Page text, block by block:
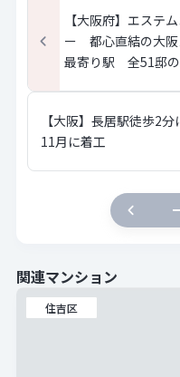
【大阪府】エステ
ー 都心直結の大阪
最寄り駅 全51邸
【大阪】長居駅徒歩2
11月に着工
関連マンション
住吉区